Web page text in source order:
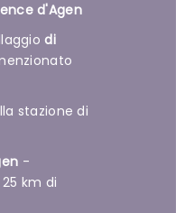
d'Agen
di
stazione di
-
km di